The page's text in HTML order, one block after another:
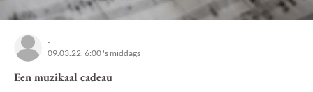
-
09.03.22, 6:00 's middags
Een muzikaal cadeau